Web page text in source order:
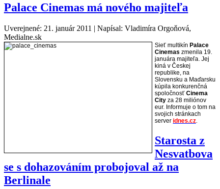
Palace Cinemas má nového majiteľa
Uverejnené: 21. január 2011 | Napísal: Vladimíra Orgoňová,
Medialne.sk
Sieť multikín Palace
Cinemas zmenila 19.
januára majiteľa. Jej
kiná v Českej
republike, na
Slovensku a Maďarsku
kúpila konkurenčná
spoločnosť Cinema
City za 28 miliónov
eur. Informuje o tom na
svojich stránkach
server idnes.cz
Starosta z
Nesvatbova
se s dohazováním probojoval až na
Berlinale